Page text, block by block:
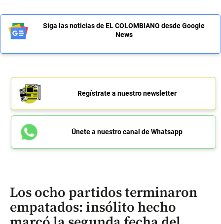
Siga las noticias de EL COLOMBIANO desde Google
News
Regístrate a nuestro newsletter
Únete a nuestro canal de Whatsapp
Los ocho partidos terminaron
empatados: insólito hecho